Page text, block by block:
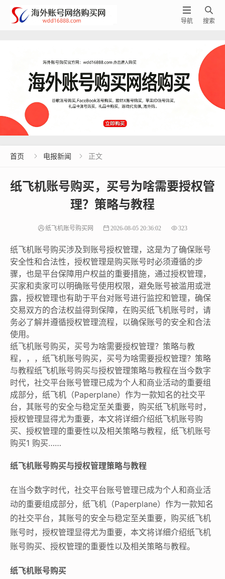

搜索

导航
首页  电报新闻  正文
纸飞机账号购买，买号为啥需要授权管
理？策略与教程
纸飞机账号购买网 2026-08-05 20:36:02 323
纸飞机账号购买涉及到账号授权管理，这是为了确保账号
安全性和合法性，授权管理是购买账号时必须遵循的步
骤，也是平台保障用户权益的重要措施，通过授权管理，
买家和卖家可以明确账号使用权限，避免账号被滥用或泄
露，授权管理也有助于平台对账号进行监控和管理，确保
交易双方的合法权益得到保障，在购买纸飞机账号时，请
务必了解并遵循授权管理流程，以确保账号的安全和合法
使用。
纸飞机账号购买，买号为啥需要授权管理？策略与教
程，，，纸飞机账号购买，买号为啥需要授权管理？策略
与教程纸飞机账号购买与授权管理策略与教程在当今数字
时代，社交平台账号管理已成为个人和商业活动的重要组
成部分，纸飞机（Paperplane）作为一款知名的社交平
台，其账号的安全与稳定至关重要，购买纸飞机账号时，
授权管理显得尤为重要，本文将详细介绍纸飞机账号购
买、授权管理的重要性以及相关策略与教程，纸飞机账号
购买1 购买……
纸飞机账号购买与授权管理策略与教程
在当今数字时代，社交平台账号管理已成为个人和商业活
动的重要组成部分，纸飞机（Paperplane）作为一款知名
的社交平台，其账号的安全与稳定至关重要，购买纸飞机
账号时，授权管理显得尤为重要，本文将详细介绍纸飞机
账号购买、授权管理的重要性以及相关策略与教程。
纸飞机账号购买